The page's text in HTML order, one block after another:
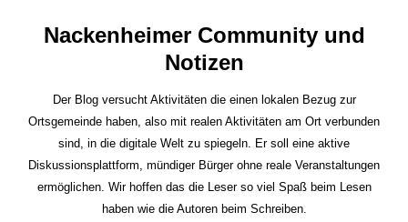
Nackenheimer Community und
Notizen
Der Blog versucht Aktivitäten die einen lokalen Bezug zur
Ortsgemeinde haben, also mit realen Aktivitäten am Ort verbunden
sind, in die digitale Welt zu spiegeln. Er soll eine aktive
Diskussionsplattform, mündiger Bürger ohne reale Veranstaltungen
ermöglichen. Wir hoffen das die Leser so viel Spaß beim Lesen
haben wie die Autoren beim Schreiben.